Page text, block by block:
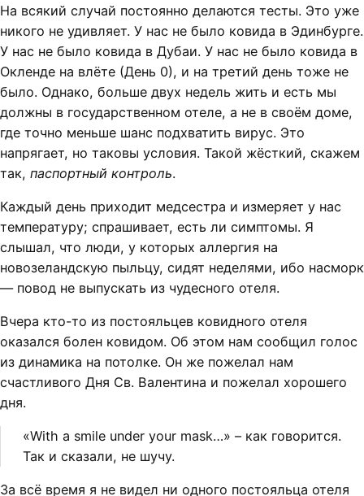
На всякий случай постоянно делаются тесты. Это уже
никого не удивляет. У нас не было ковида в Эдинбурге.
У нас не было ковида в Дубаи. У нас не было ковида в
Окленде на влёте (День 0), и на третий день тоже не
было. Однако, больше двух недель жить и есть мы
должны в государственном отеле, а не в своём доме,
где точно меньше шанс подхватить вирус. Это
напрягает, но таковы условия. Такой жёсткий, скажем
так, паспортный контроль.
Каждый день приходит медсестра и измеряет у нас
температуру; спрашивает, есть ли симптомы. Я
слышал, что люди, у которых аллергия на
новозеландскую пыльцу, сидят неделями, ибо насморк
— повод не выпускать из чудесного отеля.
Вчера кто-то из постояльцев ковидного отеля
оказался болен ковидом. Об этом нам сообщил голос
из динамика на потолке. Он же пожелал нам
счастливого Дня Св. Валентина и пожелал хорошего
дня.
«With a smile under your mask…» – как говорится.
Так и сказали, не шучу.
За всё время я не видел ни одного постояльца отеля